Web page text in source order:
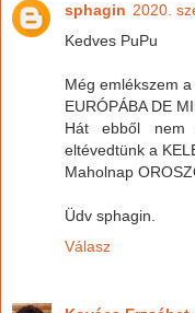
sphagin 2020.
Kedves PuPu
Még emlékszem
EURÓPÁBA DE
Hát ebből nem
eltévedtünk a
Maholnap
Üdv sphagin.
Válasz